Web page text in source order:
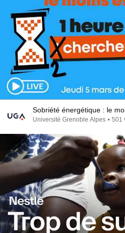
Sobriété énergétique : le
Université Grenoble Alpes • 501